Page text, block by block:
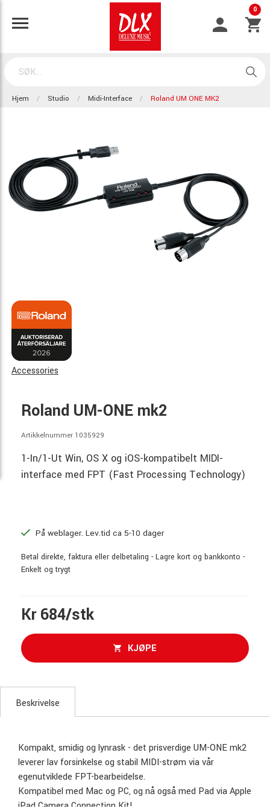
0
Hjem Studio Midi-Interface Roland UM ONE MK2
Accessories
Roland UM-ONE mk2
Artikkelnummer 1035929
1-In/1-Ut Win, OS X og iOS-kompatibelt MIDI-
interface med FPT (Fast Processing Technology)
På weblager. Lev.tid ca 5-10 dager
Betal direkte, faktura eller delbetaling - Lagre kort og bankkonto -
Enkelt og trygt
Kr 684/stk
KJØPE
Beskrivelse
Kompakt, smidig og lynrask - det prisverdige UM-ONE mk2
leverer lav forsinkelse og stabil MIDI-strøm via vår
egenutviklede FPT-bearbeidelse.
Kompatibel med Mac og PC, og nå også med Pad via Apple
iPad Camera Connection Kit!